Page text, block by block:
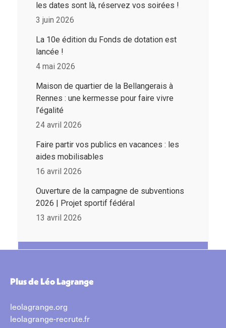
les dates sont là, réservez vos soirées !
3 juin 2026
La 10e édition du Fonds de dotation est
lancée !
4 mai 2026
Maison de quartier de la Bellangerais à
Rennes : une kermesse pour faire vivre
l’égalité
24 avril 2026
Faire partir vos publics en vacances : les
aides mobilisables
16 avril 2026
Ouverture de la campagne de subventions
2026 | Projet sportif fédéral
13 avril 2026
Plus de Léo Lagrange
leolagrange.org
leolagrange-recrute.fr